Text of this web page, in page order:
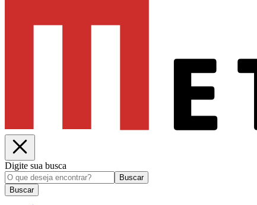
Digite sua busca
Buscar
Buscar